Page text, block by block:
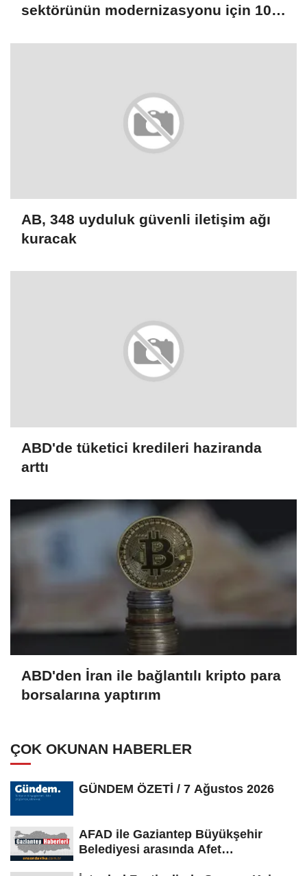
sektörünün modernizasyonu için 100
AB, 348 uyduluk güvenli iletişim ağı
kuracak
ABD'de tüketici kredileri haziranda
arttı
ABD'den İran ile bağlantılı kripto para
borsalarına yaptırım
ÇOK OKUNAN HABERLER
GÜNDEM ÖZETİ / 7 Ağustos 2026
AFAD ile Gaziantep Büyükşehir
Belediyesi arasında Afet